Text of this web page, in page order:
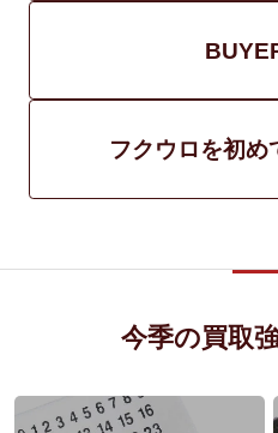
フクウロを初め
今季の買取